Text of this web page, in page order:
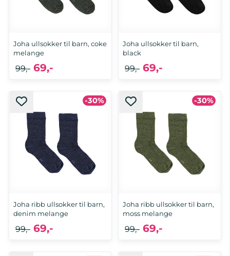
Joha ullsokker til barn, coke
melange
15/18, 23/26, 39/42
69,-
99,-
Joha ullsokker til barn,
black
15/18, 23/26, 27/30
69,-
99,-
-30%
Joha ribb ullsokker til barn,
denim melange
69,-
99,-
-30%
Joha ribb ullsokker til barn,
moss melange
69,-
99,-